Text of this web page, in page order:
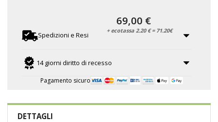
Spedizioni e Resi
14 giorni diritto di recesso
Pagamento sicuro
69,00 €
+ ecotassa 2.20 € = 71.20€
DETTAGLI